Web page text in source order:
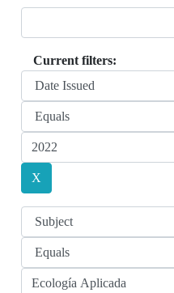
Current filters: